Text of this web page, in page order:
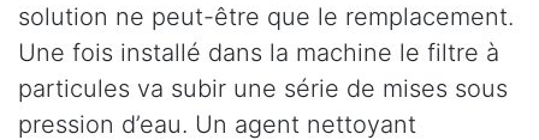
solution ne peut-être que le remplacement.
Une fois installé dans la machine le filtre à
particules va subir une série de mises sous
pression d’eau. Un agent nettoyant